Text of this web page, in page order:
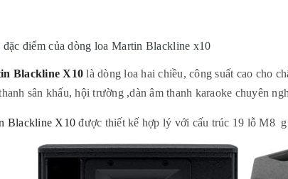
đặc điểm của dòng loa Martin Blackline x10
Blackline X10 là dòng loa hai chiều, công suất cao cho
sân khấu, hội trường ,dàn âm thanh karaoke chuyên
Blackline X10 được thiết kế hợp lý với cấu trúc 19 lỗ M8